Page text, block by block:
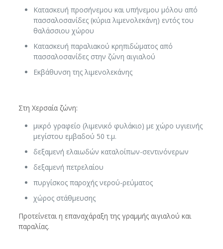
Κατασκευή προσήνεμου και υπήνεμου μόλου από
πασσαλοσανίδες (κύρια λιμενολεκάνη) εντός του
θαλάσσιου χώρου
Κατασκευή παραλιακού κρηπιδώματος από
πασσαλοσανίδες στην ζώνη αιγιαλού
Εκβάθυνση της λιμενολεκάνης
Στη Χερσαία ζώνη:
μικρό γραφείο (λιμενικό φυλάκιο) με χώρο υγιεινής
μεγίστου εμβαδού 50 τ.μ.
δεξαμενή ελαιωδών καταλοίπων-σεντινόνερων
δεξαμενή πετρελαίου
πυργίσκος παροχής νερού-ρεύματος
χώρος στάθμευσης
Προτείνεται η επαναχάραξη της γραμμής αιγιαλού και
παραλίας.